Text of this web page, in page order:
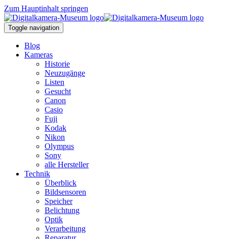
Zum Hauptinhalt springen
Toggle navigation
Blog
Kameras
Historie
Neuzugänge
Listen
Gesucht
Canon
Casio
Fuji
Kodak
Nikon
Olympus
Sony
alle Hersteller
Technik
Überblick
Bildsensoren
Speicher
Belichtung
Optik
Verarbeitung